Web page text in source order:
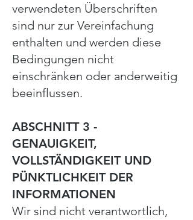
verwendeten Überschriften
sind nur zur Vereinfachung
enthalten und werden diese
Bedingungen nicht
einschränken oder anderweitig
beeinflussen.
ABSCHNITT 3 -
GENAUIGKEIT,
VOLLSTÄNDIGKEIT UND
PÜNKTLICHKEIT DER
INFORMATIONEN
Wir sind nicht verantwortlich,